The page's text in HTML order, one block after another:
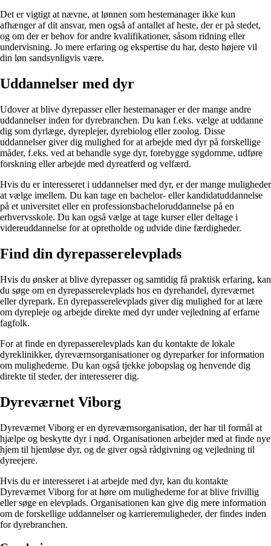
Det er vigtigt at nævne, at lønnen som hestemanager ikke kun
afhænger af dit ansvar, men også af antallet af heste, der er på stedet,
og om der er behov for andre kvalifikationer, såsom ridning eller
undervisning. Jo mere erfaring og ekspertise du har, desto højere vil
din løn sandsynligvis være.
Uddannelser med dyr
Udover at blive dyrepasser eller hestemanager er der mange andre
uddannelser inden for dyrebranchen. Du kan f.eks. vælge at uddanne
dig som dyrlæge, dyreplejer, dyrebiolog eller zoolog. Disse
uddannelser giver dig mulighed for at arbejde med dyr på forskellige
måder, f.eks. ved at behandle syge dyr, forebygge sygdomme, udføre
forskning eller arbejde med dyreatferd og velfærd.
Hvis du er interesseret i uddannelser med dyr, er der mange muligheder
at vælge imellem. Du kan tage en bachelor- eller kandidatuddannelse
på et universitet eller en professionsbacheloruddannelse på en
erhvervsskole. Du kan også vælge at tage kurser eller deltage i
videreuddannelse for at opretholde og udvide dine færdigheder.
Find din dyrepasserelevplads
Hvis du ønsker at blive dyrepasser og samtidig få praktisk erfaring, kan
du søge om en dyrepasserelevplads hos en dyrehandel, dyreværnet
eller dyrepark. En dyrepasserelevplads giver dig mulighed for at lære
om dyrepleje og arbejde direkte med dyr under vejledning af erfarne
fagfolk.
For at finde en dyrepasserelevplads kan du kontakte de lokale
dyreklinikker, dyreværnsorganisationer og dyreparker for information
om mulighederne. Du kan også tjekke jobopslag og henvende dig
direkte til steder, der interesserer dig.
Dyreværnet Viborg
Dyreværnet Viborg er en dyreværnsorganisation, der har til formål at
hjælpe og beskytte dyr i nød. Organisationen arbejder med at finde nye
hjem til hjemløse dyr, og de giver også rådgivning og vejledning til
dyreejere.
Hvis du er interesseret i at arbejde med dyr, kan du kontakte
Dyreværnet Viborg for at høre om mulighederne for at blive frivillig
eller søge en elevplads. Organisationen kan give dig mere information
om de forskellige uddannelser og karrieremuligheder, der findes inden
for dyrebranchen.